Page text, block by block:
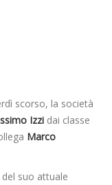
scorso, la società
Izzi dai classe
Marco
suo attuale